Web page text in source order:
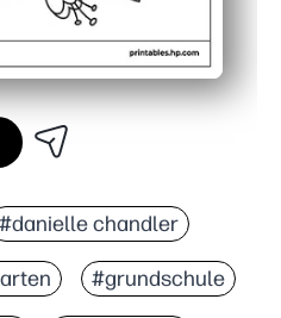
#danielle chandler
#grundschule